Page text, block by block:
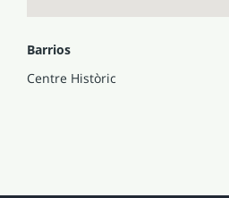
Barrios
Centre Històric